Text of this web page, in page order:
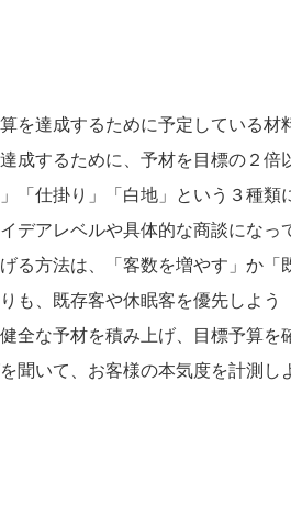
を達成するために予定している材
成するために、予材を目標の２倍
「仕掛り」「白地」という３種類
デアレベルや具体的な商談になっ
る方法は、「客数を増やす」か「
も、既存客や休眠客を優先しよう
全な予材を積み上げ、目標予算を
聞いて、お客様の本気度を計測し